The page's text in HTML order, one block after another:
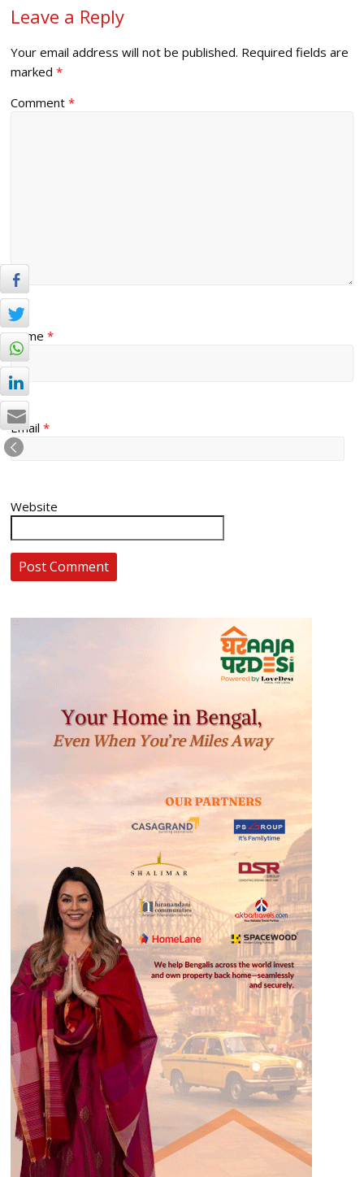
Leave a Reply
Your email address will not be published. Required fields are
marked*
Comment*
Name*
Email*
Website